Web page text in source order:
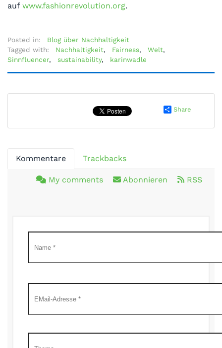
auf www.fashionrevolution.org.
Posted in:
Blog über Nachhaltigkeit
Tagged with:
Nachhaltigkeit, Fairness, Welt,
Sinnfluencer, sustainability, karinwadle
Share
Kommentare Trackbacks
My comments Abonnieren RSS